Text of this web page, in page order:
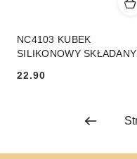
NC4103 KUBEK
SILIKONOWY SKŁADANY
CAMP
Cena:
22.90